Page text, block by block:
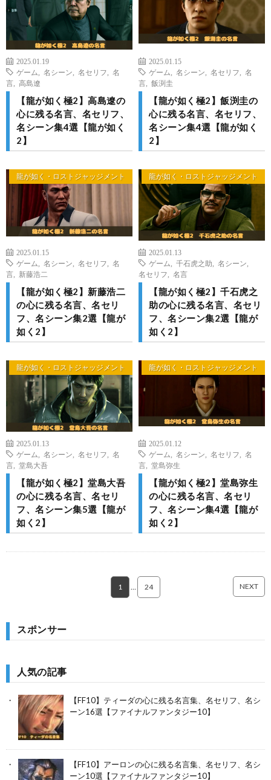
2025.01.19
ゲーム
名シーン 名セリフ
名
言
高島遼
【龍が如く極2】高島遼の
心に残る名言、名セリフ、
名シーン集4選【龍が如く
2】
2025.01.15
ゲーム
名シーン 名セリフ
名
言
飯渕圭
【龍が如く極2】飯渕圭の
心に残る名言、名セリフ、
名シーン集4選【龍が如く
2】
龍が如く・ロストジャッジメント
2025.01.15
ゲーム
名シーン 名セリフ
名
言
新藤浩二
【龍が如く極2】新藤浩二
の心に残る名言、名セリ
フ、名シーン集2選【龍が
如く2】
龍が如く・ロストジャッジメント
2025.01.13
ゲーム
千石虎之助 名シーン
名セリフ
名言
【龍が如く極2】千石虎之
助の心に残る名言、名セリ
フ、名シーン集2選【龍が
如く2】
龍が如く・ロストジャッジメント
2025.01.13
ゲーム
名シーン 名セリフ
名
言
堂島大吾
【龍が如く極2】堂島大吾
の心に残る名言、名セリ
フ、名シーン集5選【龍が
如く2】
龍が如く・ロストジャッジメント
2025.01.12
ゲーム
名シーン 名セリフ
名
言
堂島弥生
【龍が如く極2】堂島弥生
の心に残る名言、名セリ
フ、名シーン集4選【龍が
如く2】
1 … 24 NEXT
スポンサー
人気の記事
【FF10】ティーダの心に残る名言集、名セリフ、名シ
ーン16選【ファイナルファンタジー10】
【FF10】アーロンの心に残る名言集、名セリフ、名シ
ーン10選【ファイナルファンタジー10】